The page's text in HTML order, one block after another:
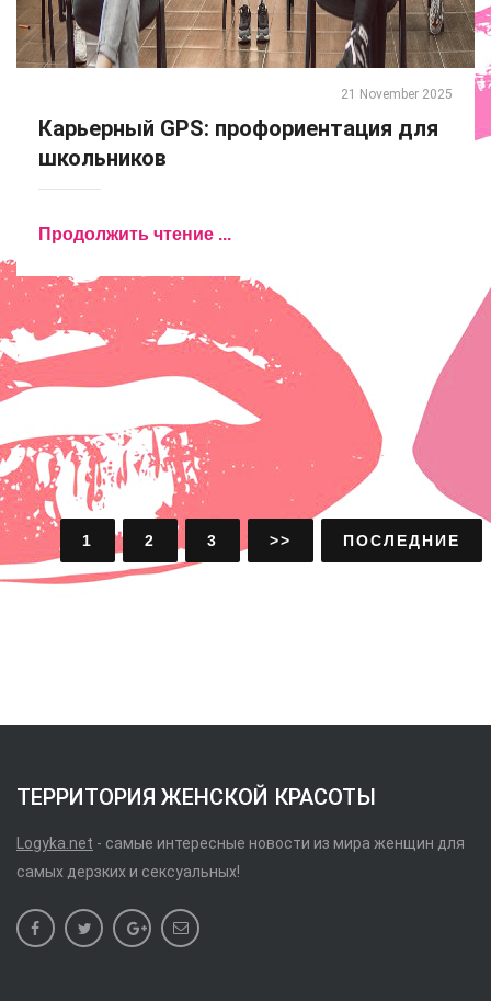
21 November 2025
Карьерный GPS: профориентация для
школьников
Продолжить чтение ...
1 2 3 >> ПОСЛЕДНИЕ
ТЕРРИТОРИЯ ЖЕНСКОЙ КРАСОТЫ
Logyka.net - самые интересные новости из мира женщин для
самых дерзких и сексуальных!